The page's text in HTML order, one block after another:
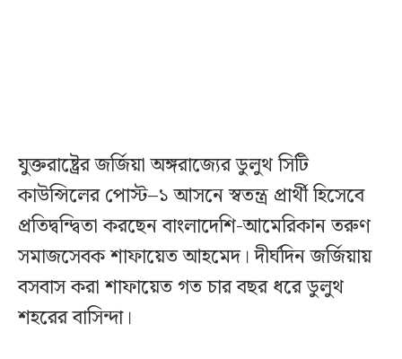
যুক্তরাষ্ট্রের জর্জিয়া অঙ্গরাজ্যের ডুলুথ সিটি
কাউন্সিলের পোস্ট–১ আসনে স্বতন্ত্র প্রার্থী হিসেবে
প্রতিদ্বন্দ্বিতা করছেন বাংলাদেশি-আমেরিকান তরুণ
সমাজসেবক শাফায়েত আহমেদ। দীর্ঘদিন জর্জিয়ায়
বসবাস করা শাফায়েত গত চার বছর ধরে ডুলুথ
শহরের বাসিন্দা।